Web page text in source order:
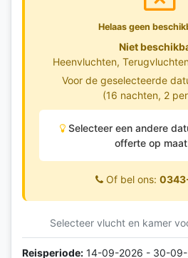
Helaas geen
Niet
Heenvluchten,
Voor de geselecteerde
(16 nachten, 2
Selecteer een andere
offerte op
Of bel ons:
Selecteer vlucht en kamer
Reisperiode: 14-09-2026 - 30-